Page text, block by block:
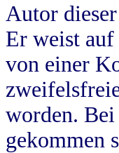
Autor
Er weist
von einer
worden.
gekommen